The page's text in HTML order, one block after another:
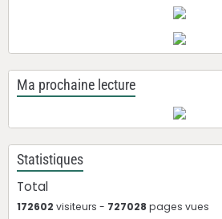
Ma prochaine lecture
Statistiques
Total
172602 visiteurs - 727028 pages vues